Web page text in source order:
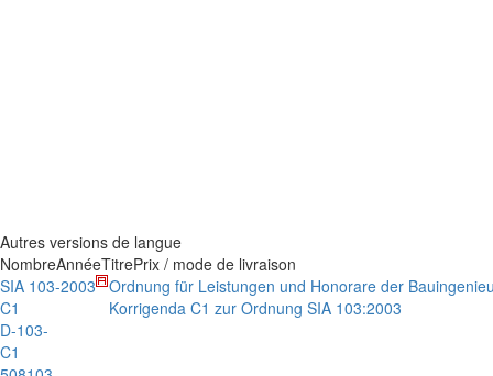
Autres versions de langue
NombreAnnéeTitrePrix / mode de livraison
SIA 103-
C1
D-103-
C1
2003
Ordnung für Leistungen und Honorare der
Korrigenda C1 zur Ordnung SIA 103:2003